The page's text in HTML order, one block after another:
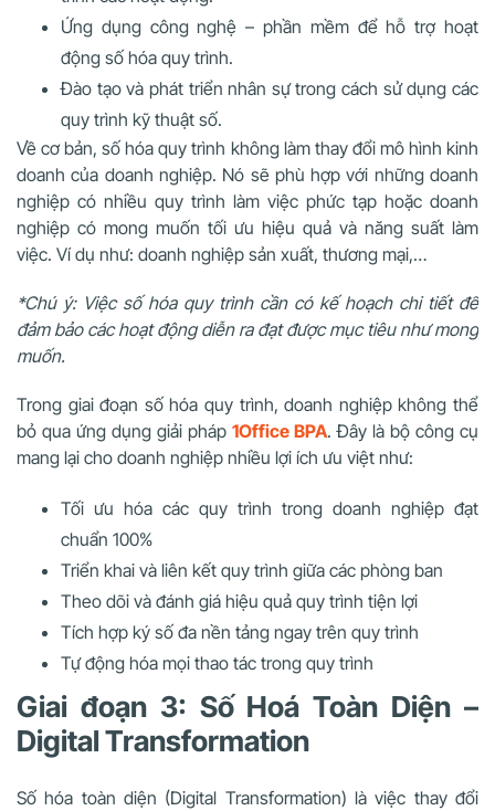
Ứng dụng công nghệ – phần mềm để hỗ trợ hoạt
động số hóa quy trình.
Đào tạo và phát triển nhân sự trong cách sử dụng các
quy trình kỹ thuật số.
Về cơ bản, số hóa quy trình không làm thay đổi mô hình kinh
doanh của doanh nghiệp. Nó sẽ phù hợp với những doanh
nghiệp có nhiều quy trình làm việc phức tạp hoặc doanh
nghiệp có mong muốn tối ưu hiệu quả và năng suất làm
việc. Ví dụ như: doanh nghiệp sản xuất, thương mại,…
*Chú ý: Việc số hóa quy trình cần có kế hoạch chi tiết để
đảm bảo các hoạt động diễn ra đạt được mục tiêu như mong
muốn.
Trong giai đoạn số hóa quy trình, doanh nghiệp không thể
bỏ qua ứng dụng giải pháp 1Office BPA. Đây là bộ công cụ
mang lại cho doanh nghiệp nhiều lợi ích ưu việt như:
Tối ưu hóa các quy trình trong doanh nghiệp đạt
chuẩn 100%
Triển khai và liên kết quy trình giữa các phòng ban
Theo dõi và đánh giá hiệu quả quy trình tiện lợi
Tích hợp ký số đa nền tảng ngay trên quy trình
Tự động hóa mọi thao tác trong quy trình
Giai đoạn 3: Số Hoá Toàn Diện –
Digital Transformation
Số hóa toàn diện (Digital Transformation) là việc thay đổi